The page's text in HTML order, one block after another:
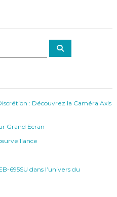
R
c
e
r
: Découvrez la Caméra Axis
Grand Ecran
695SU dans l’univers du